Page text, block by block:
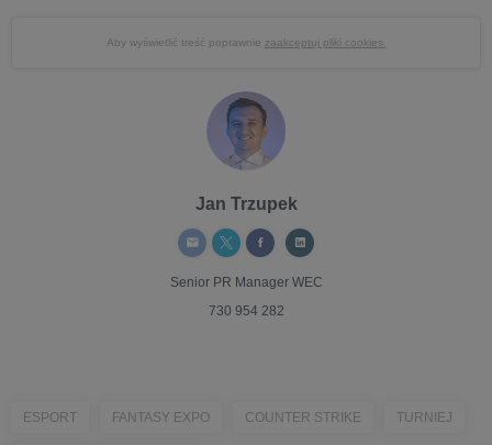
Aby wyświetlić treść poprawnie zaakceptuj pliki cookies.
Jan Trzupek
Senior PR ManagerWEC
730 954 282
ESPORT FANTASY EXPO COUNTER STRIKE TURNIEJ